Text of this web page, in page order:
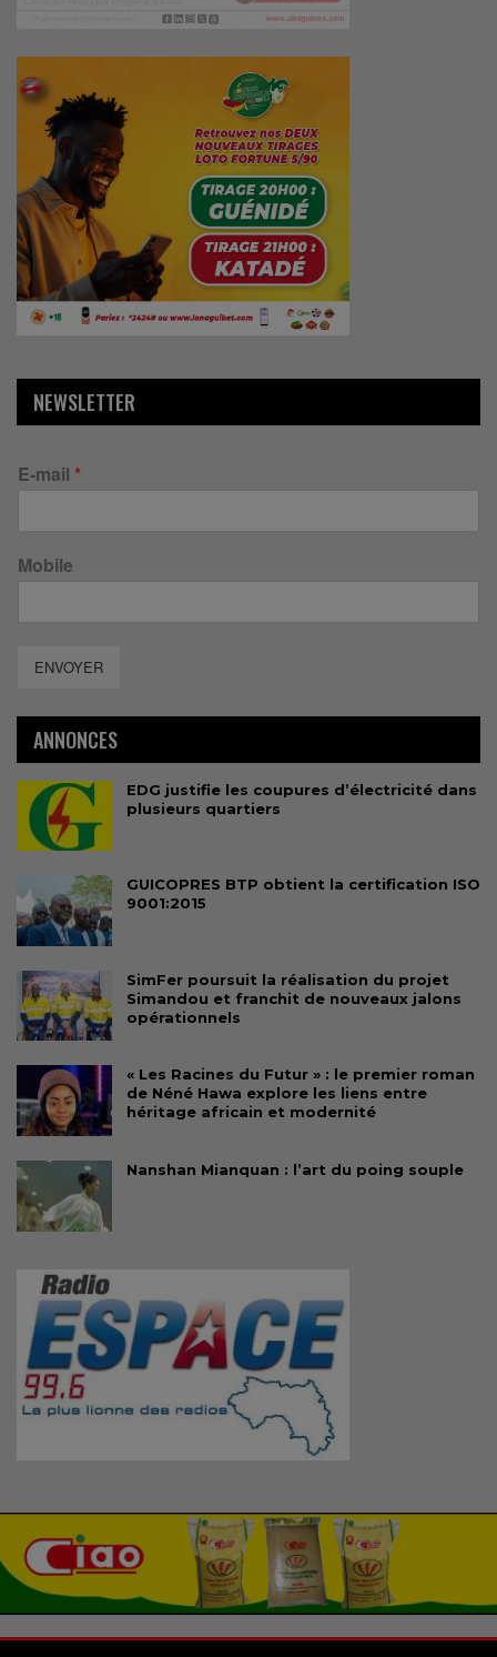
NEWSLETTER
E-mail *
Mobile
ENVOYER
ANNONCES
EDG justifie les coupures d’électricité dans
plusieurs quartiers
GUICOPRES BTP obtient la certification ISO
9001:2015
SimFer poursuit la réalisation du projet
Simandou et franchit de nouveaux jalons
opérationnels
« Les Racines du Futur » : le premier roman
de Néné Hawa explore les liens entre
héritage africain et modernité
Nanshan Mianquan : l’art du poing souple